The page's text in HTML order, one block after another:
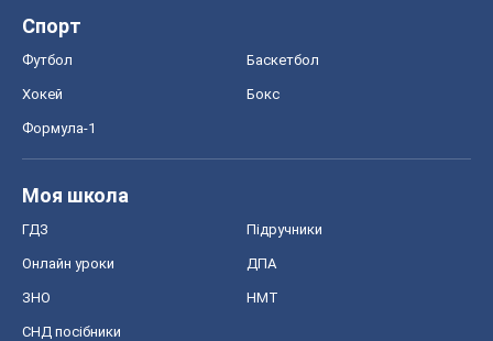
Спорт
Футбол Баскетбол
Хокей Бокс
Формула-1
Моя школа
ГДЗ Підручники
Онлайн уроки ДПА
ЗНО НМТ
СНД посібники